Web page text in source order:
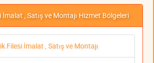
İmalat , Satış ve Montajı Hizmet Bölgeleri
Filesi İmalat , Satış ve Montajı